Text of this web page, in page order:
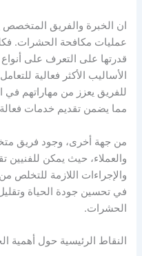
ان الخبرة والفريق
عمليات مكافحة الحشرات.
قدرتها على التعرف على
الأساليب الأكثر فعالية
للفريق يعزز من مهاراتهم في
مما يضمن تقديم خدمات فعالة
من جهة أخرى، وجود فريق
والعملاء، حيث يمكن للفنيين
والإجراءات اللازمة
في تحسين جودة الحياة
الحشرات.
النقاط الرئيسية حول أهمية